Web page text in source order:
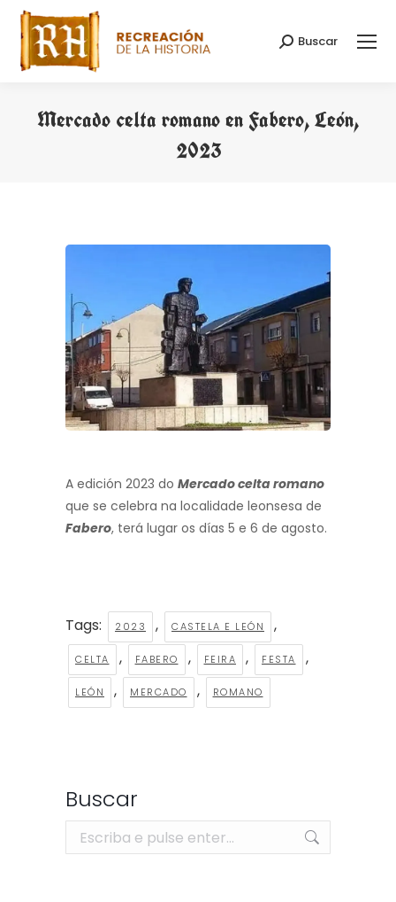
Search:
Buscar
Mercado celta romano en Fabero, León,
2023
A edición 2023 do Mercado celta romano
que se celebra na localidade leonsesa de
Fabero, terá lugar os días 5 e 6 de agosto.
Tags: 2023 , CASTELA E LEÓN ,
CELTA , FABERO , FEIRA , FESTA ,
LEÓN , MERCADO , ROMANO
Buscar
Search: